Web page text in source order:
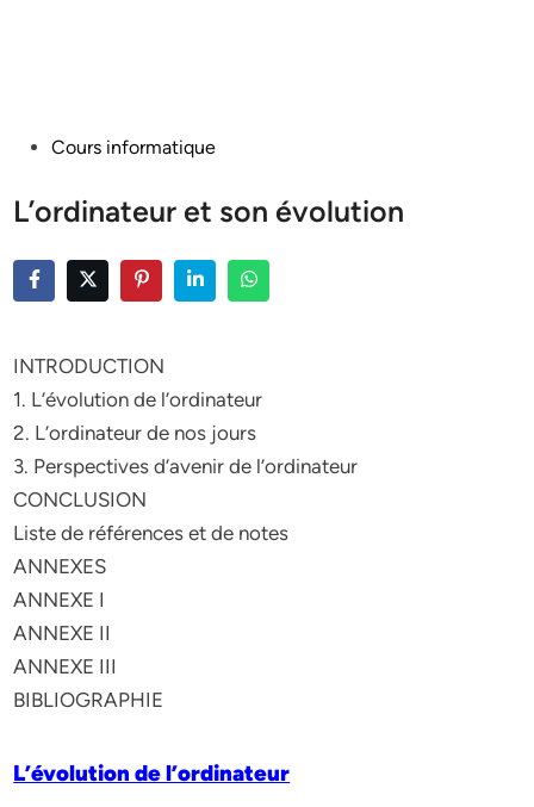
PostedCours informatique
L’ordinateur et son évolution
INTRODUCTION
1. L’évolution de l’ordinateur
2. L’ordinateur de nos jours
3. Perspectives d’avenir de l’ordinateur
CONCLUSION
Liste de références et de notes
ANNEXES
ANNEXE I
ANNEXE II
ANNEXE III
BIBLIOGRAPHIE
L’évolution de l’ordinateur